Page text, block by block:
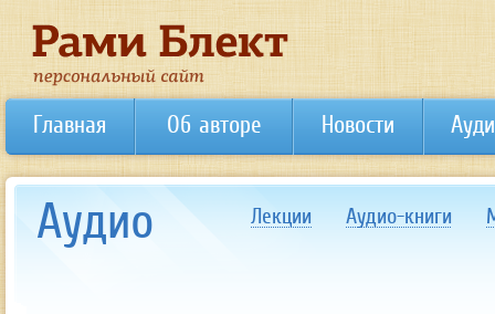
Главная Об авторе Новости
Лекции Аудио-книги
Аудио